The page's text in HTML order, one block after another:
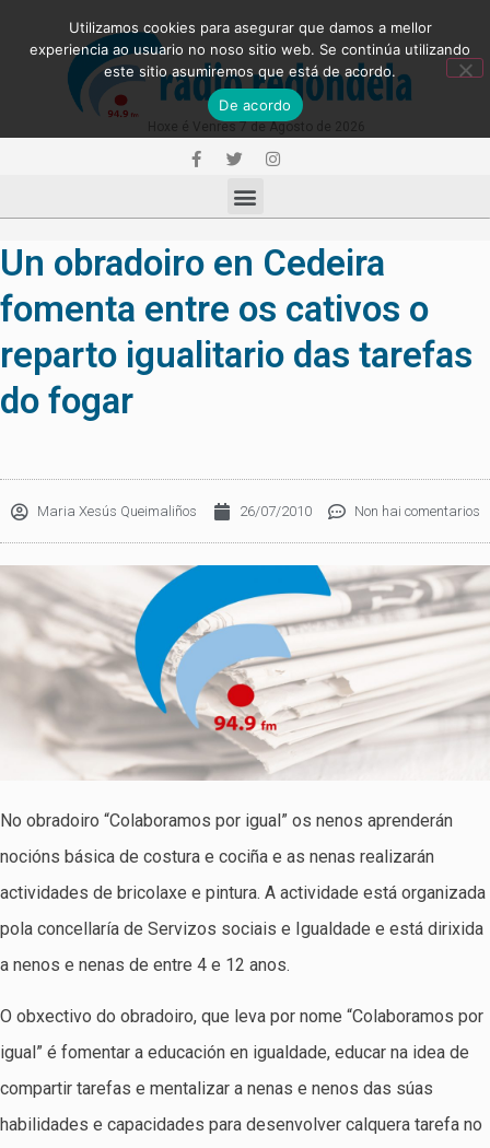
Un obradoiro en Cedeira
fomenta entre os cativos o
reparto igualitario das tarefas
do fogar
Maria Xesús Queimaliños 26/07/2010 Non hai comentarios
No obradoiro “Colaboramos por igual” os nenos aprenderán
nocións básica de costura e cociña e as nenas realizarán
actividades de bricolaxe e pintura. A actividade está organizada
pola concellaría de Servizos sociais e Igualdade e está dirixida
a nenos e nenas de entre 4 e 12 anos.
O obxectivo do obradoiro, que leva por nome “Colaboramos por
igual” é fomentar a educación en igualdade, educar na idea de
compartir tarefas e mentalizar a nenas e nenos das súas
habilidades e capacidades para desenvolver calquera tarefa no
Utilizamos cookies para asegurar que damos a mellor
experiencia ao usuario no noso sitio web. Se continúa utilizando
este sitio asumiremos que está de acordo.
De acordo